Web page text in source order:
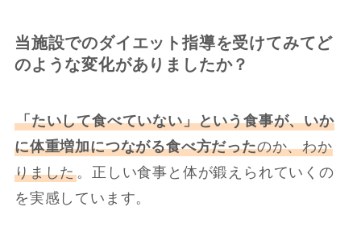
当施設でのダイエット指導を受けてみてど
のような変化がありましたか？
「たいして食べていない」という食事が、いか
に体重増加につながる食べ方だったのか、わか
りました。正しい食事と体が鍛えられていくの
を実感しています。